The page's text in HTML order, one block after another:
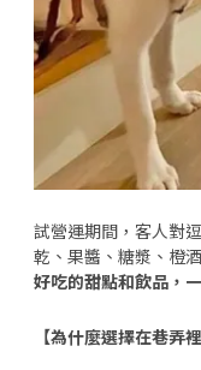
試營運期間，客人對
乾、果醬、糖漿、橙
好吃的甜點和飲品，
【為什麼選擇在巷弄